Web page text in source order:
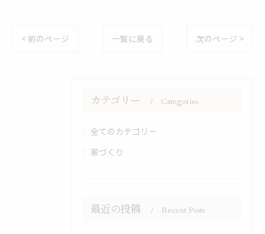
< 前のページ 一覧に戻る 次のページ >
カテゴリー Categories
全てのカテゴリー
家づくり
最近の投稿 Recent Posts